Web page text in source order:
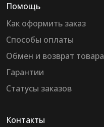
Помощь
Как оформить заказ
Способы оплаты
Обмен и возврат товара
Гарантии
Статусы заказов
Контакты